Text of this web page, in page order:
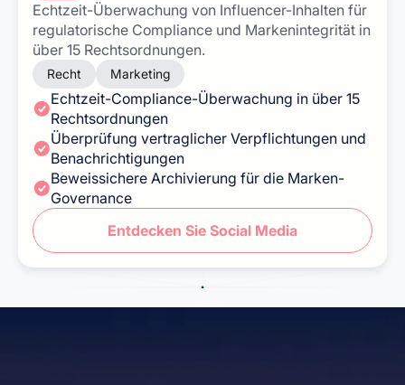
Echtzeit-Überwachung von Influencer-Inhalten für
regulatorische Compliance und Markenintegrität in
über 15 Rechtsordnungen.
Recht Marketing
Echtzeit-Compliance-Überwachung in über 15
Rechtsordnungen
Überprüfung vertraglicher Verpflichtungen und
Benachrichtigungen
Beweissichere Archivierung für die Marken-
Governance
Entdecken Sie Social Media